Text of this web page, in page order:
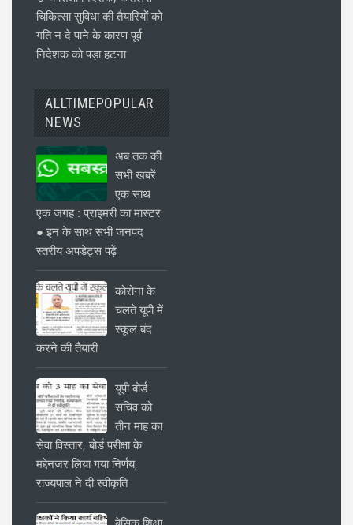
चिकित्सा सुविधा की तैयारियों को
गति न दे पाने के कारण पूर्व
निदेशक को पड़ा हटना
ALLTIMEPOPULAR
NEWS
अब तक की
सभी खबरें
एक साथ
एक जगह : प्राइमरी का मास्टर
● इन के साथ सभी जनपद
स्तरीय अपडेट्स पढ़ें
कोरोना के
चलते यूपी में
स्कूल बंद
करने की तैयारी
यूपी बोर्ड
सचिव को
तीन माह का
सेवा विस्तार, बोर्ड परीक्षा के
मद्देनजर लिया गया निर्णय,
राज्यपाल ने दी स्वीकृति